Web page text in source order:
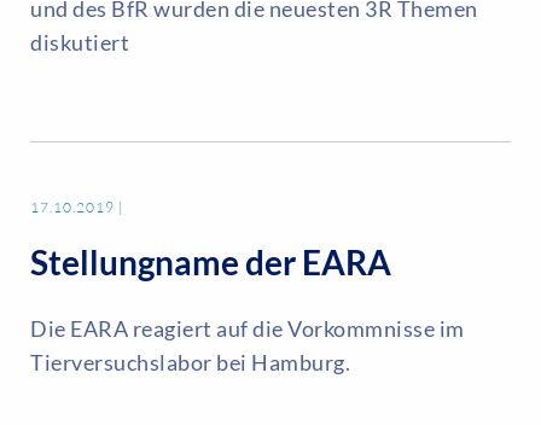
und des BfR wurden die neuesten 3R Themen
diskutiert
17.10.2019
Stellungname der EARA
Die EARA reagiert auf die Vorkommnisse im
Tierversuchslabor bei Hamburg.